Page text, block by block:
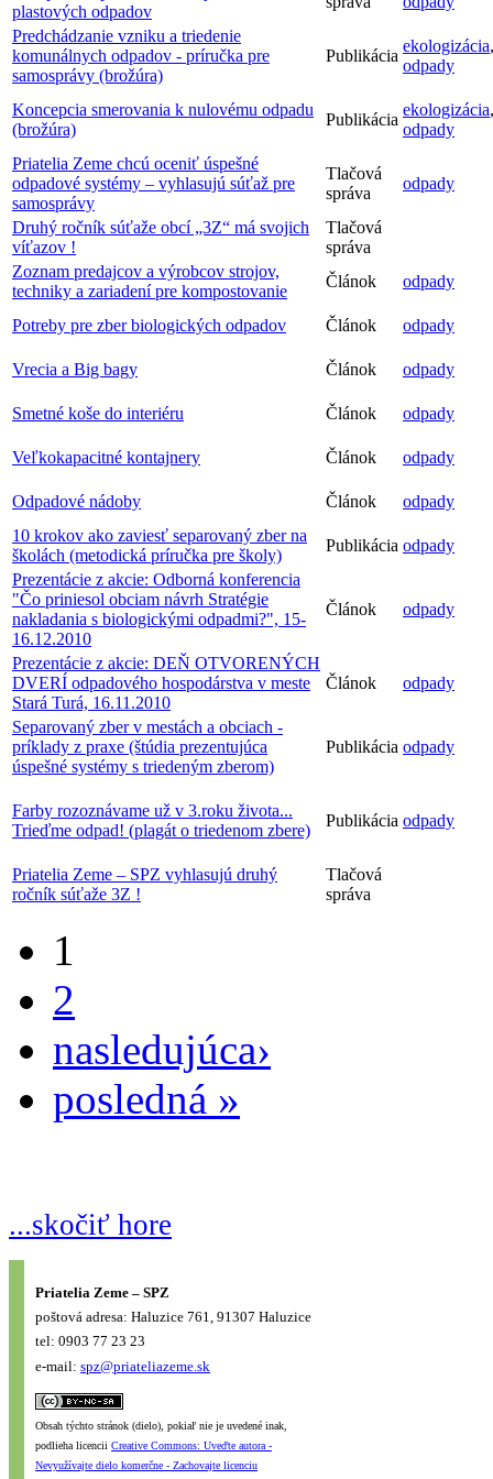
plastových odpadov
Predchádzanie vzniku a triedenie
komunálnych odpadov - príručka pre
samosprávy (brožúra)
Publikácia
ekologizácia,
odpady
Koncepcia smerovania k nulovému odpadu
(brožúra)
Publikácia
ekologizácia,
odpady
Priatelia Zeme chcú oceniť úspešné
odpadové systémy – vyhlasujú súťaž pre
samosprávy
Tlačová
správa
odpady
Druhý ročník súťaže obcí „3Z“ má svojich
víťazov !
Tlačová
správa
Zoznam predajcov a výrobcov strojov,
techniky a zariadení pre kompostovanie
Článok odpady
Potreby pre zber biologických odpadov Článok odpady
Vrecia a Big bagy Článok odpady
Smetné koše do interiéru Článok odpady
Veľkokapacitné kontajnery Článok odpady
Odpadové nádoby Článok
odpady
10 krokov ako zaviesť separovaný zber na
školách (metodická príručka pre školy)
Publikácia odpady
Prezentácie z akcie: Odborná konferencia
"Čo priniesol obciam návrh Stratégie
nakladania s biologickými odpadmi?", 15-
16.12.2010
Článok odpady
Prezentácie z akcie: DEŇ OTVORENÝCH
DVERÍ odpadového hospodárstva v meste
Stará Turá, 16.11.2010
Článok odpady
Separovaný zber v mestách a obciach -
príklady z praxe (štúdia prezentujúca
úspešné systémy s triedeným zberom)
Publikácia odpady
Farby rozoznávame už v 3.roku života...
Trieďme odpad! (plagát o triedenom zbere)
Publikácia odpady
Priatelia Zeme – SPZ vyhlasujú druhý
ročník súťaže 3Z !
Tlačová
správa
1
2
nasledujúca›
posledná »
...skočiť hore
Priatelia Zeme – SPZ
poštová adresa: Haluzice 761, 91307 Haluzice
tel: 0903 77 23 23
e-mail: spz@priateliazeme.sk
Obsah týchto stránok (dielo), pokiaľ nie je uvedené inak,
podlieha licencii Creative Commons: Uveďte autora -
Nevyužívajte dielo komerčne - Zachovajte licenciu